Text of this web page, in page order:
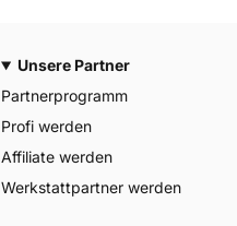
Unsere Partner
Partnerprogramm
Profi werden
Affiliate werden
Werkstattpartner werden